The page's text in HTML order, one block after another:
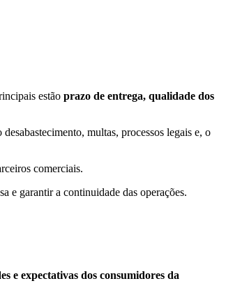
estão prazo de entrega, qualidade dos
multas, processos legais e, o
comerciais.
e garantir a continuidade das operações.
e expectativas dos consumidores da